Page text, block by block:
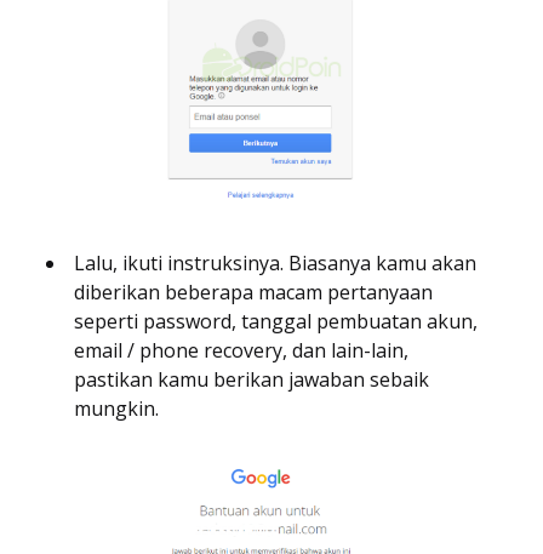
Lalu, ikuti instruksinya. Biasanya kamu akan
diberikan beberapa macam pertanyaan
seperti password, tanggal pembuatan akun,
email / phone recovery, dan lain-lain,
pastikan kamu berikan jawaban sebaik
mungkin.